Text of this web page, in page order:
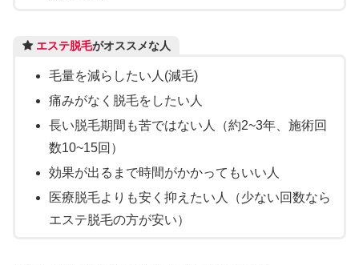
エステ脱毛がオススメな人
毛量を減らしたい人(減毛)
痛みがなく脱毛をしたい人
長い脱毛期間も苦ではない人（約2~3年、施術回
数10~15回）
効果が出るまで時間がかかってもいい人
医療脱毛よりも安く抑えたい人（少ない回数なら
エステ脱毛の方が安い）